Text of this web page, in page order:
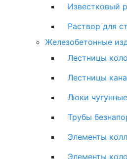
Известковый
Раствор для
Железобетонные
Лестницы
Лестницы
Люки чугунные
Трубы
Элементы
Элементы